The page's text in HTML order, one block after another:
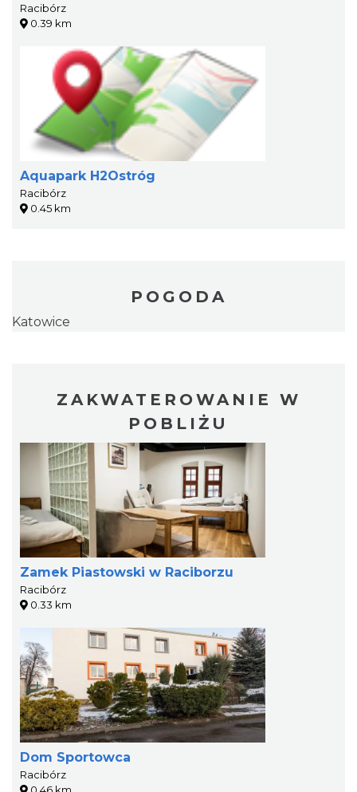
Racibórz
0.39 km
Aquapark H2Ostróg
Racibórz
0.45 km
POGODA
Katowice
ZAKWATEROWANIE W
POBLIŻU
Zamek Piastowski w Raciborzu
Racibórz
0.33 km
Dom Sportowca
Racibórz